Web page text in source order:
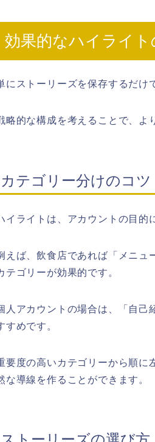
効果的なハイライト
にストーリーズを保存するだけ
略的な構成を考えることで、よ
カテゴリー分けのコツ
イライトは、アカウントの目的
えば、飲食店であれば「メニュ
テゴリーが効果的です。
人アカウントの場合は、「自己
すめです。
要度の高いカテゴリーから順に
な導線を作ることができます。